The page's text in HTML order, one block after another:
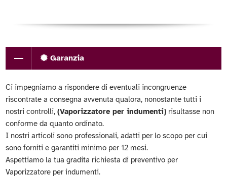
Garanzia
Ci impegniamo a rispondere di eventuali incongruenze
riscontrate a consegna avvenuta qualora, nonostante tutti i
nostri controlli,(Vaporizzatore per indumenti) risultasse non
conforme da quanto ordinato.
I nostri articoli sono professionali, adatti per lo scopo per cui
sono forniti e garantiti minimo per 12 mesi.
Aspettiamo la tua gradita richiesta di preventivo per
Vaporizzatore per indumenti.